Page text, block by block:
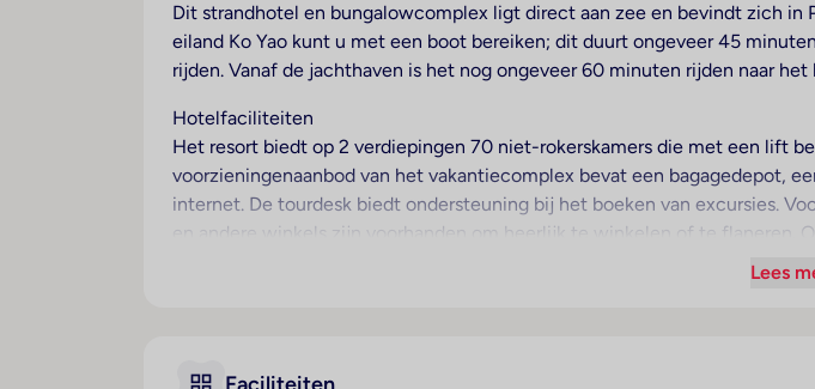
Dit strandhotel en bungalowcomplex ligt direct aan zee en bevindt zich
eiland Ko Yao kunt u met een boot bereiken; dit duurt ongeveer 45
rijden. Vanaf de jachthaven is het nog ongeveer 60 minuten rijden naar
Hotelfaciliteiten
Het resort biedt op 2 verdiepingen 70 niet-rokerskamers die met een lift
voorzieningenaanbod van het vakantiecomplex bevat een bagagedepot,
internet. De tourdesk biedt ondersteuning bij het boeken van excursies.
en andere winkels zijn voorhanden om heerlijk te winkelen of te
speelplaats. Tot de overige voorzieningen van het resort behoort eenLees